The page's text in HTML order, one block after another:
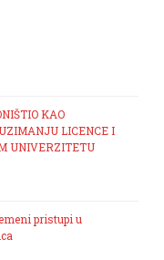
KAO
LICENCE I
UNIVERZITETU
pristupi u